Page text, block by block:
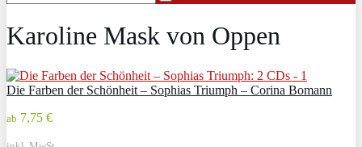
Karoline Mask von Oppen
Die Farben der Schönheit – Sophias Triumph – Corina Bomann
ab 7,75 €